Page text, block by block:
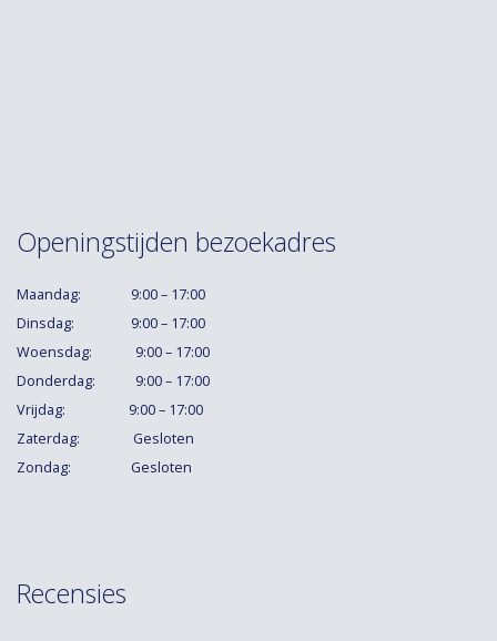
Openingstijden bezoekadres
Maandag: 9:00 – 17:00
Dinsdag: 9:00 – 17:00
Woensdag: 9:00 – 17:00
Donderdag: 9:00 – 17:00
Vrijdag: 9:00 – 17:00
Zaterdag: Gesloten
Zondag: Gesloten
Recensies